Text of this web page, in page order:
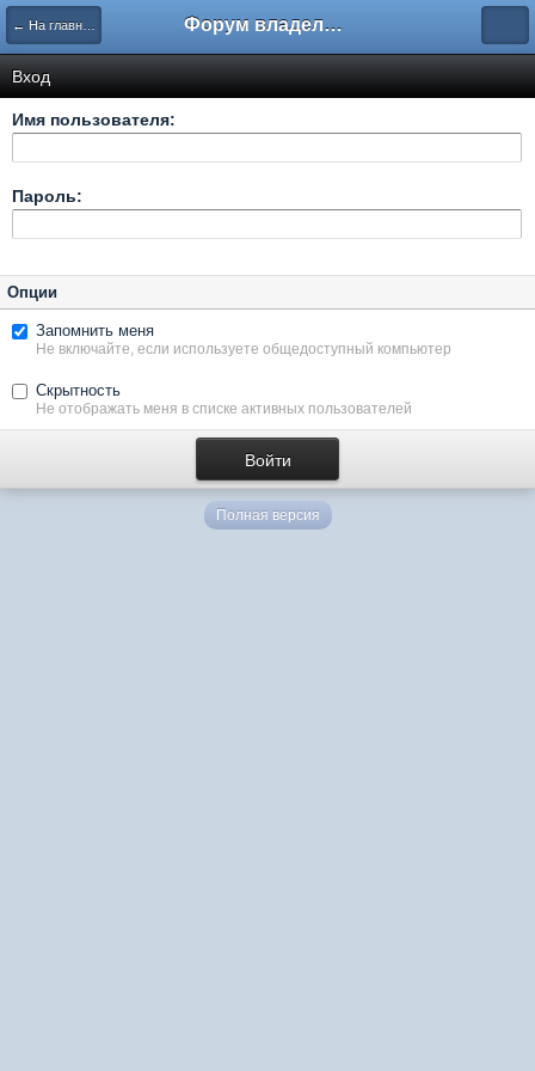
← На главную Форум владельцев интернет-магазинов
Вход
Имя пользователя:
Пароль:
Опции
Запомнить меня
Не включайте, если используете общедоступный компьютер
Скрытность
Не отображать меня в списке активных пользователей
Полная версия